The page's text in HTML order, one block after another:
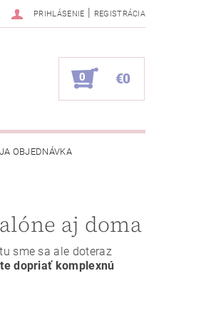
PRIHLÁSENIE | REGISTRÁCIA
0 €0
OBJEDNÁVKA
aj doma
sme sa ale doteraz
dopriať komplexnú